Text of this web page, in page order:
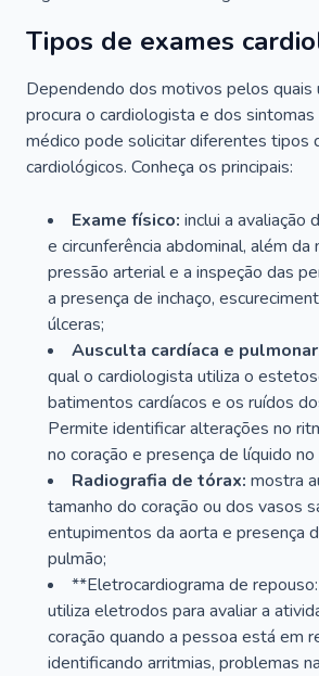
Tipos de exames
Dependendo dos motivos pelos quais
procura o cardiologista e dos
médico pode solicitar diferentes tipos
cardiológicos. Conheça os principais:
Exame físico: inclui a avaliação
e circunferência abdominal, além da
pressão arterial e a inspeção das
a presença de inchaço,
úlceras;
Ausculta cardíaca e
qual o cardiologista utiliza o
batimentos cardíacos e os ruídos
Permite identificar alterações no
no coração e presença de líquido no
Radiografia de tórax: mostra
tamanho do coração ou dos vasos
entupimentos da aorta e presença
pulmão;
**Eletrocardiograma de
utiliza eletrodos para avaliar a
coração quando a pessoa está em
identificando arritmias, problemas